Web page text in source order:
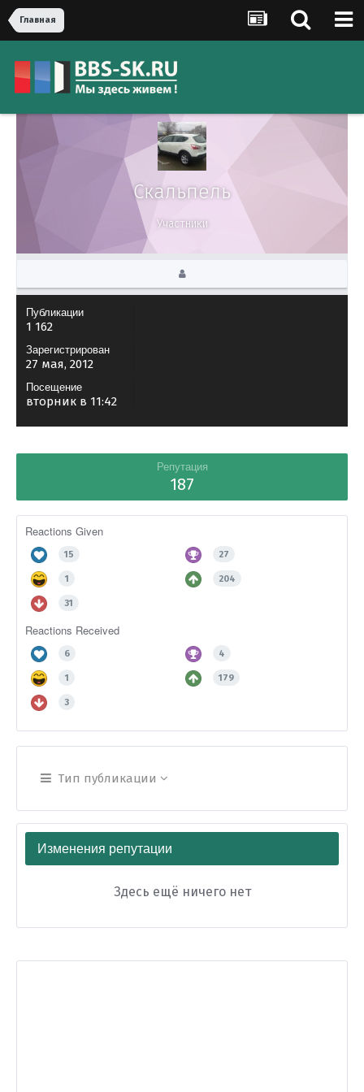
Главная
Скальпель
Участники
Публикации
1 162
Зарегистрирован
27 мая, 2012
Посещение
вторник в 11:42
Репутация
187
Reactions Given
15 27
1 204
31
Reactions Received
6 4
1 179
3
Тип публикации
Изменения репутации
Здесь ещё ничего нет